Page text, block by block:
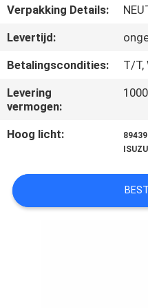
CONTACTEER
ONS
VERZOEK
OM EEN
CITAAT
SITEMAP
Verpakking Details:
Levertijd:
Betalingscondities:
T/T,
Levering
vermogen:
Hoog licht: